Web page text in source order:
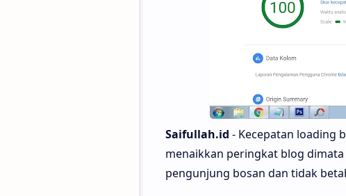
Saifullah.id - Kecepatan loading
menaikkan peringkat blog
pengunjung bosan dan tidak